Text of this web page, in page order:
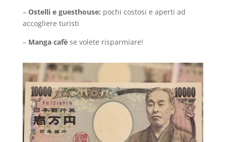
– Ostelli e guesthouse: pochi costosi e aperti ad
accogliere turisti
– Manga cafèse volete risparmiare!